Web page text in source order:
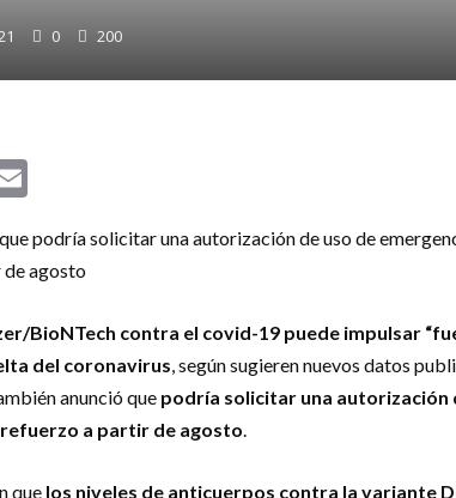
0 200
podría solicitar una autorización de uso de
agosto
BioNTech contra el covid-19 puede impulsar
del coronavirus, según sugieren nuevos datos
anunció que podría solicitar una autorización
a partir de agosto.
que los niveles de anticuerpos contra la variante